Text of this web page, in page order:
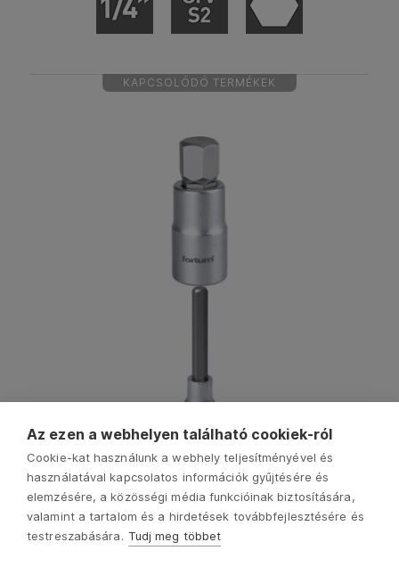
KAPCSOLÓDÓ TERMÉKEK
Az ezen a webhelyen található cookiek-ról
Cookie-kat használunk a webhely teljesítményével és
használatával kapcsolatos információk gyűjtésére és
elemzésére, a közösségi média funkcióinak biztosítására,
valamint a tartalom és a hirdetések továbbfejlesztésére és
testreszabására. Tudj meg többet